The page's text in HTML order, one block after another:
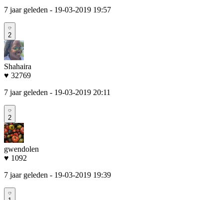
7 jaar geleden - 19-03-2019 19:57
2
Shahaira
♥ 32769
7 jaar geleden - 19-03-2019 20:11
2
gwendolen
♥ 1092
7 jaar geleden - 19-03-2019 19:39